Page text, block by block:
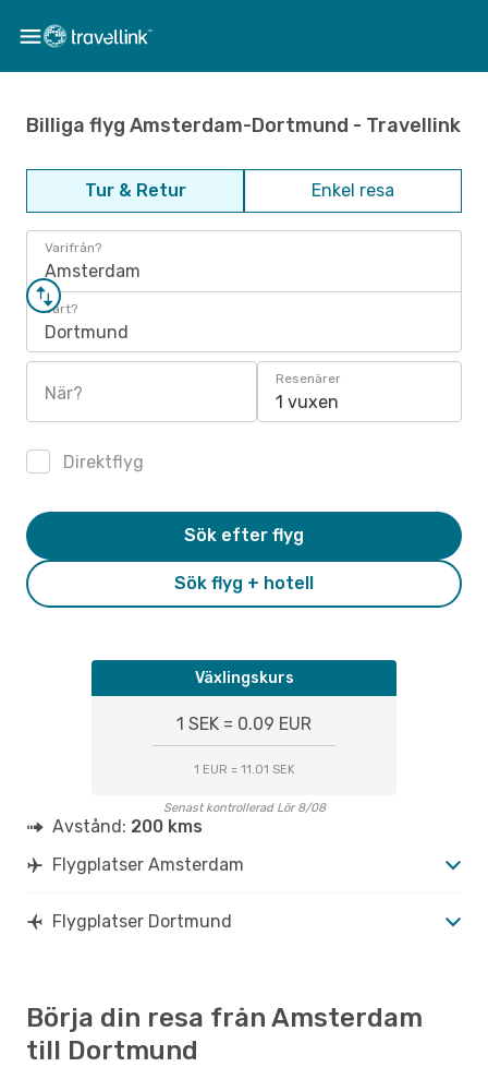
Billiga flyg Amsterdam-Dortmund - Travellink
Tur & Retur Enkel resa
Varifrån?
Amsterdam
Vart?
Dortmund
När?
Resenärer
1 vuxen
Direktflyg
Sök flyg + hotell
Sök efter flyg
Växlingskurs
1 SEK = 0.09 EUR
1 EUR = 11.01 SEK
Senast kontrollerad Lör 8/08
Avstånd: 200 kms
Flygplatser Amsterdam
Flygplatser Dortmund
Börja din resa från Amsterdam
till Dortmund